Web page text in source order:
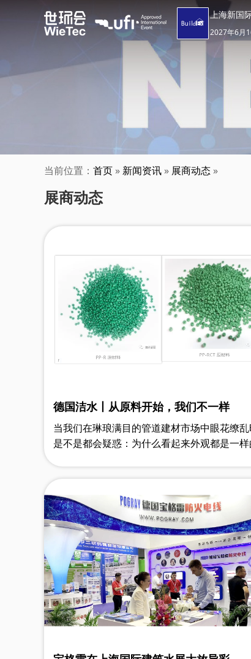
上海新国
2027年6月
当前位置： 首页 » 新闻资讯 » 展商动态 »
展商动态
德国洁水丨从原料开始，我们不一样
当我们在琳琅满目的管道建材市场中眼花缭乱
是不是都会疑惑：为什么看起来外观都是一样